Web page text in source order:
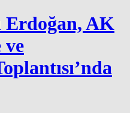
Erdoğan, AK
ve